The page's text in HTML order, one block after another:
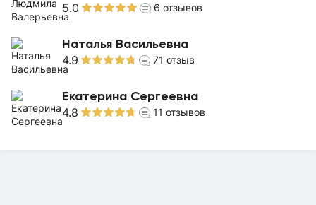
5.0 6 отзывов
Наталья Васильевна
4.9 71 отзыв
Екатерина Сергеевна
4.8 11 отзывов